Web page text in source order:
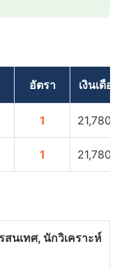
อัตรา เงินเดือน
1 21,780
1 21,780
นเทศ, นักวิเคราะห์